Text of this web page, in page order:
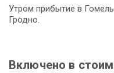
Утром прибытие в
Гродно.
Включено в